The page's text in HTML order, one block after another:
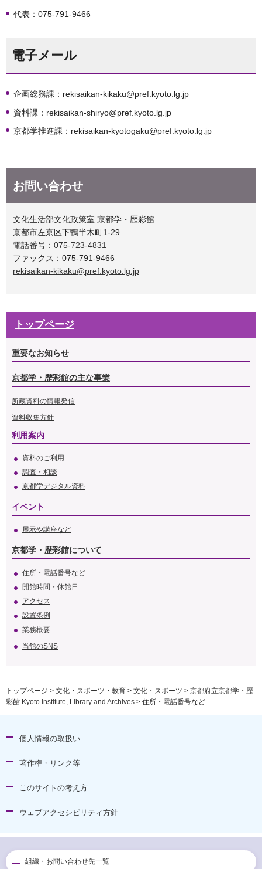
代表：075-791-9466
電子メール
企画総務課：rekisaikan-kikaku@pref.kyoto.lg.jp
資料課：rekisaikan-shiryo@pref.kyoto.lg.jp
京都学推進課：rekisaikan-kyotogaku@pref.kyoto.lg.jp
お問い合わせ
文化生活部文化政策室 京都学・歴彩館
京都市左京区下鴨半木町1-29
電話番号：075-723-4831
ファックス：075-791-9466
rekisaikan-kikaku@pref.kyoto.lg.jp
トップページ
重要なお知らせ
京都学・歴彩館の主な事業
所蔵資料の情報発信
資料収集方針
利用案内
資料のご利用
調査・相談
京都学デジタル資料
イベント
展示や講座など
京都学・歴彩館について
住所・電話番号など
開館時間・休館日
アクセス
設置条例
業務概要
当館のSNS
トップページ > 文化・スポーツ・教育 > 文化・スポーツ > 京都府立京都学・歴
彩館 Kyoto Institute, Library and Archives > 住所・電話番号など
個人情報の取扱い
著作権・リンク等
このサイトの考え方
ウェブアクセシビリティ方針
組織・お問い合わせ先一覧